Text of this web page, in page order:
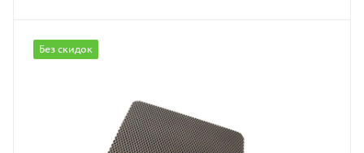
Без скидок